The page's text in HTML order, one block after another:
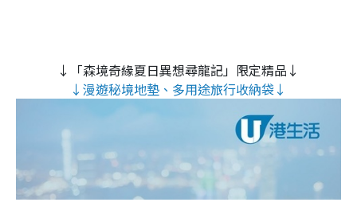
↓「森境奇緣夏日異想尋龍記」限定精品↓
↓漫遊秘境地墊、多用途旅行收納袋↓